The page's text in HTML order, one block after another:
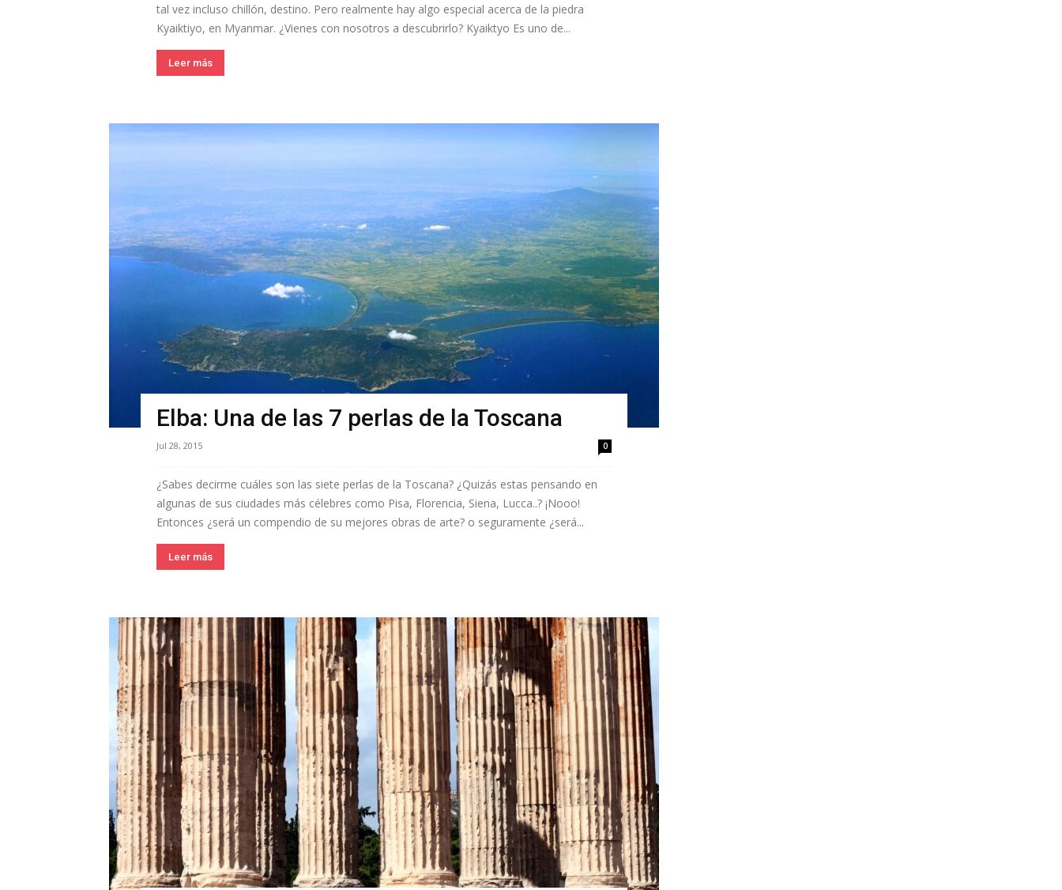
tal vez incluso chillón, destino. Pero realmente hay algo especial acerca de la piedra
Kyaiktiyo, en Myanmar. ¿Vienes con nosotros a descubrirlo? Kyaiktyo Es uno de...
Leer más
Elba: Una de las 7 perlas de la Toscana
Jul 28, 2015 0
¿Sabes decirme cuáles son las siete perlas de la Toscana? ¿Quizás estas pensando en
algunas de sus ciudades más célebres como Pisa, Florencia, Siena, Lucca..? ¡Nooo!
Entonces ¿será un compendio de su mejores obras de arte? o seguramente ¿será...
Leer más